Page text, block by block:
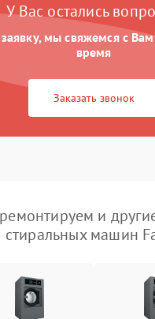
У Вас остались
заявку, мы свяжемся с
время
Заказать звонок
и
стиральных машин